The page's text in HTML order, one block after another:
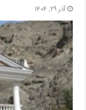
آذر ۲۹, ۱۴۰۴